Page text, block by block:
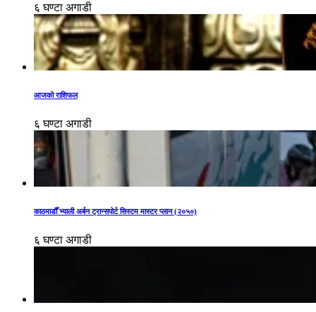
६ घण्टा अगाडी
आजको राशिफल
६ घण्टा अगाडी
काठमाडौँ भ्याली अर्बन ट्रान्सपोर्ट सिस्टम मास्टर प्लान (२०५०)
६ घण्टा अगाडी